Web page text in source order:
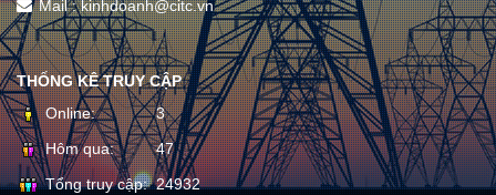
Mail : kinhdoanh@citc.vn
THỐNG KÊ TRUY CẬP
Online:
3
Hôm qua:
47
Tổng truy cập: 24932